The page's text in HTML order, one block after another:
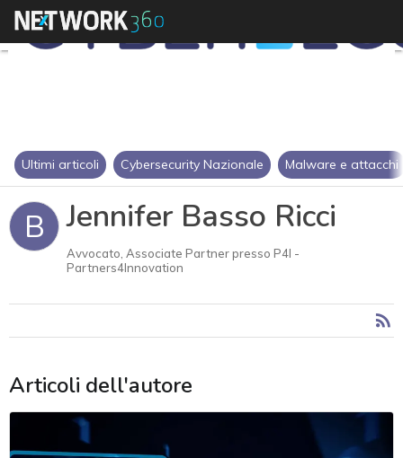
Ultimi articoli Cybersecurity Nazionale Malware e attacchi
B Jennifer Basso Ricci
Avvocato, Associate Partner presso P4I -
Partners4Innovation
Articoli dell'autore